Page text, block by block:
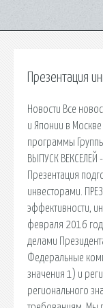
Презентация
Новости Все
и Японии в
программы
ВЫПУСК
Презентация
инвесторами.
эффективности,
февраля 2016
делами
Федеральные
значения 1) и
регионального